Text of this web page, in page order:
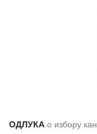
ОДЛУКА о избору